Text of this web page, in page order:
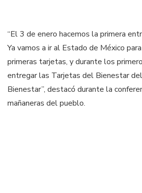
“El 3 de enero hacemos la primera
Ya vamos a ir al Estado de México
primeras tarjetas, y durante los
entregar las Tarjetas del Bienestar
Bienestar”, destacó durante la
mañaneras del pueblo.